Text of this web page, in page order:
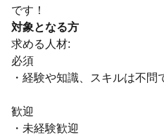
です！
対象となる方
求める人材:
必須
・経験や知識、スキルは不問
歓迎
・未経験歓迎